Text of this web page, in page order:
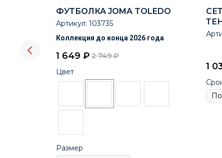
ФУТБОЛКА JOMA TOLEDO
Артикул: 103735
Коллекция до конца 2026 года
1 649 ₽ 2 749 ₽
Цвет
Размер
1